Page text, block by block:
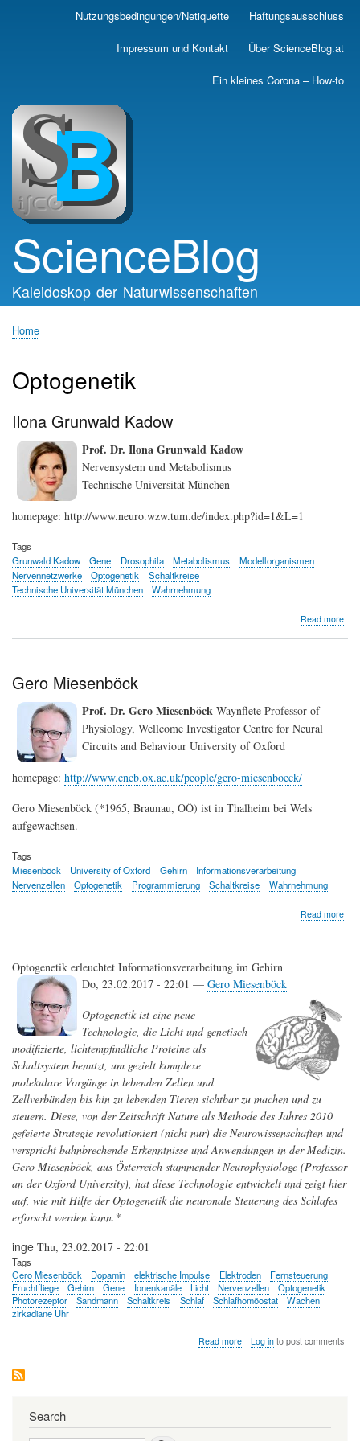
Skip
main
Nutzungsbedingungen/Netiquette Haftungsausschluss
Impressum und Kontakt Über ScienceBlog.at
Ein kleines Corona – How-to
ScienceBlog
Kaleidoskop der Naturwissenschaften
Home
Optogenetik
Ilona Grunwald Kadow
Prof. Dr. Ilona Grunwald Kadow
Nervensystem und Metabolismus
Technische Universität München
homepage: http://www.neuro.wzw.tum.de/index.php?id=1&L=1
Tags
Grunwald Kadow
Gene Drosophila Metabolismus
Modellorganismen
Nervennetzwerke
Optogenetik
Schaltkreise
Technische Universität München
Wahrnehmung
Read more
Gero Miesenböck
Prof. Dr. Gero Miesenböck Waynflete Professor of
Physiology, Wellcome Investigator Centre for Neural
Circuits and Behaviour University of Oxford
homepage: http://www.cncb.ox.ac.uk/people/gero-miesenboeck/
Gero Miesenböck (*1965, Braunau, OÖ) ist in Thalheim bei Wels
aufgewachsen.
Tags
Miesenböck
University of Oxford Gehirn
Informationsverarbeitung
Nervenzellen
Optogenetik Programmierung Schaltkreise Wahrnehmung
Read more
Optogenetik erleuchtet Informationsverarbeitung im Gehirn
Do, 23.02.2017 - 22:01 — Gero Miesenböck
Optogenetik ist eine neue
Technologie, die Licht und genetisch
modifizierte, lichtempfindliche Proteine als
Schaltsystem benutzt, um gezielt komplexe
molekulare Vorgänge in lebenden Zellen und
Zellverbänden bis hin zu lebenden Tieren sichtbar zu machen und zu
steuern. Diese, von der Zeitschrift Nature als Methode des Jahres 2010
gefeierte Strategie revolutioniert (nicht nur) die Neurowissenschaften und
verspricht bahnbrechende Erkenntnisse und Anwendungen in der Medizin.
Gero Miesenböck, aus Österreich stammender Neurophysiologe (Professor
an der Oxford University), hat diese Technologie entwickelt und zeigt hier
auf, wie mit Hilfe der Optogenetik die neuronale Steuerung des Schlafes
erforscht werden kann.*
inge Thu, 23.02.2017 - 22:01
Tags
Gero Miesenböck
Dopamin elektrische Impulse Elektroden
Fernsteuerung
Fruchtfliege
Gehirn Gene Ionenkanäle Licht Nervenzellen
Optogenetik
Photorezeptor
Sandmann Schaltkreis Schlaf Schlafhomöostat
Wachen
zirkadiane Uhr
Read moreabout
Log into post comments
Search